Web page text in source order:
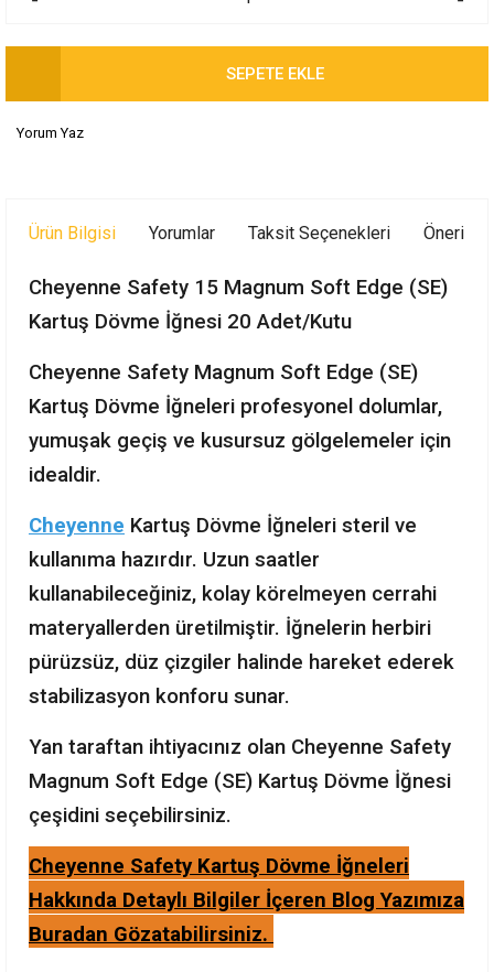
SEPETE EKLE
Yorum Yaz
Ürün Bilgisi Yorumlar Taksit Seçenekleri
Cheyenne Safety 15 Magnum Soft Edge (SE)
Kartuş Dövme İğnesi 20 Adet/Kutu
Cheyenne Safety Magnum Soft Edge (SE)
Kartuş Dövme İğneleri profesyonel dolumlar,
yumuşak geçiş ve kusursuz gölgelemeler için
idealdir.
Cheyenne Kartuş Dövme İğneleri steril ve
kullanıma hazırdır. Uzun saatler
kullanabileceğiniz, kolay körelmeyen cerrahi
materyallerden üretilmiştir. İğnelerin herbiri
pürüzsüz, düz çizgiler halinde hareket ederek
stabilizasyon konforu sunar.
Yan taraftan ihtiyacınız olan Cheyenne Safety
Magnum Soft Edge (SE) Kartuş Dövme İğnesi
çeşidini seçebilirsiniz.
Cheyenne Safety Kartuş Dövme İğneleri
Hakkında Detaylı Bilgiler İçeren Blog Yazımıza
Buradan Gözatabilirsiniz.